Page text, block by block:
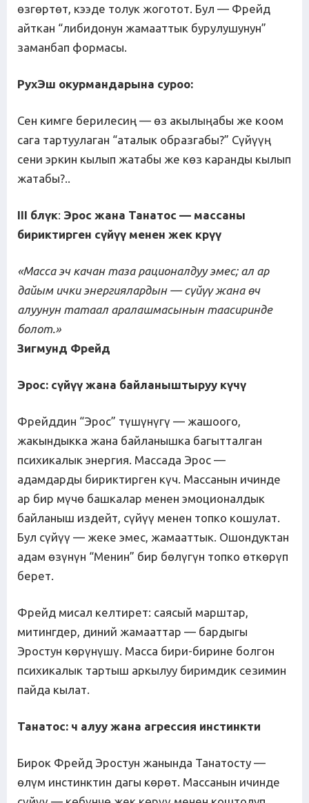
өзгөртөт, кээде толук жоготот. Бул — Фрейд
айткан “либидонун жамааттык бурулушунун”
заманбап формасы.
РухЭш окурмандарына суроо:
Сен кимге берилесиң — өз акылыңабы же коом
сага тартуулаган “аталык образгабы?” Сүйүүң
сени эркин кылып жатабы же көз каранды кылып
жатабы?..
III блүк: Эрос жана Танатос — массаны
бириктирген сүйүү менен жек крүү
«Масса эч качан таза рационалдуу эмес; ал ар
дайым ички энергиялардын — сүйүү жана өч
алуунун татаал аралашмасынын таасиринде
болот.»
Зигмунд Фрейд
Эрос: сүйүү жана байланыштыруу күчү
Фрейддин “Эрос” түшүнүгү — жашоого,
жакындыкка жана байланышка багытталган
психикалык энергия. Массада Эрос —
адамдарды бириктирген күч. Массанын ичинде
ар бир мүчө башкалар менен эмоционалдык
байланыш издейт, сүйүү менен топко кошулат.
Бул сүйүү — жеке эмес, жамааттык. Ошондуктан
адам өзүнүн “Менин” бир бөлүгүн топко өткөрүп
берет.
Фрейд мисал келтирет: саясый марштар,
митингдер, диний жамааттар — бардыгы
Эростун көрүнүшү. Масса бири-бирине болгон
психикалык тартыш аркылуу биримдик сезимин
пайда кылат.
Танатос: ч алуу жана агрессия инстинкти
Бирок Фрейд Эростун жанында Танатосту —
өлүм инстинктин дагы көрөт. Массанын ичинде